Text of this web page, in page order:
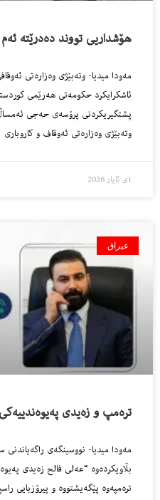
هۆشداریی تووند دەدرێتە
مەودا میدیا- وتەبێژی وەزارەتی
ئاشکرایکرد حکومەتی هەرێمی
پشتگیریکردنی پرۆسەی حەجی
وتەبێژی وەزارەتی ئەوقاف و کاروباری
1ی ئایار 2026
عیراق
ترەمپ و زەیدی پەیوەندییەکی
مەودا میدیا- نووسینگەی راگەیاندنی
بڵاویکردەوە “عەلی فالح زەیدی
ترەمپەوە پێگەیشتووە و پیرۆزبایی